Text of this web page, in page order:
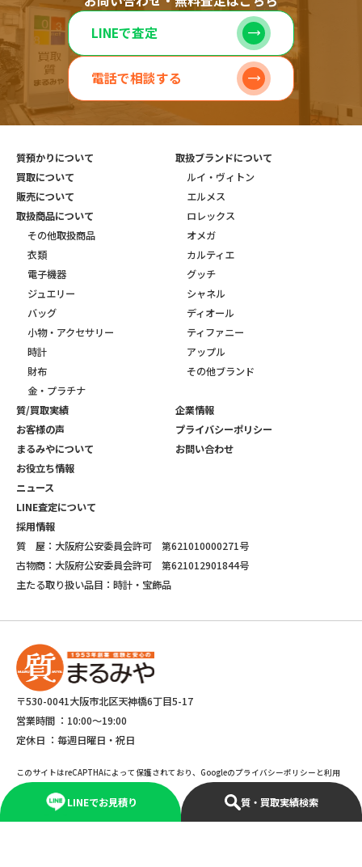
LINEで査定
電話で相談する
LINEでお見積り 質・買取実績検索
質預かりについて
買取について
販売について
取扱商品について
その他取扱商品
衣類
電子機器
ジュエリー
バッグ
小物・アクセサリー
時計
財布
金・プラチナ
取扱ブランドについて
ルイ・ヴィトン
エルメス
ロレックス
オメガ
カルティエ
グッチ
シャネル
ディオール
ティファニー
アップル
その他ブランド
質/買取実績
お客様の声
まるみやについて
お役立ち情報
ニュース
LINE査定について
採用情報
企業情報
プライバシーポリシー
お問い合わせ
質 屋：大阪府公安委員会許可 第621010000271号
古物商：大阪府公安委員会許可 第621012901844号
主たる取り扱い品目：時計・宝飾品
〒530-0041大阪市北区天神橋6丁目5-17
営業時間 ： 10:00～19:00
定休日 ： 毎週日曜日・祝日
このサイトはreCAPTHAによって保護されており、Googleのプライバシーポリシーと利用
規約が適応されます。